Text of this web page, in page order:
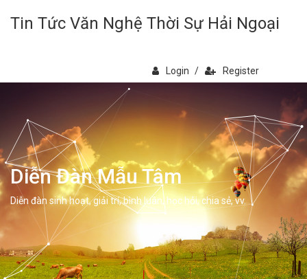
Tin Tức Văn Nghệ Thời Sự Hải Ngoại
Login / Register
Diễn Đàn Mẫu Tâm
Diễn đàn sinh hoạt, giải trí, bình luân, học hỏi, chia sẻ, vv.